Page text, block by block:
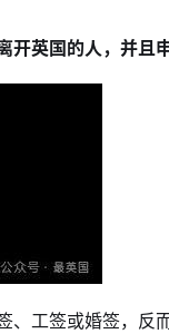
开英国的人，并且
工签或婚签，反